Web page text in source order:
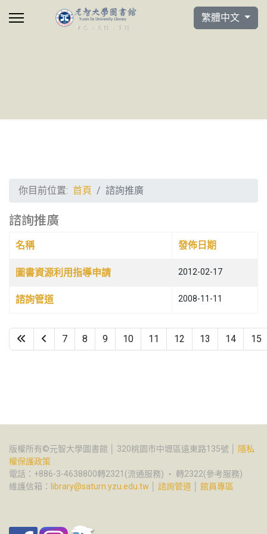
選擇你的語言
繁體中文
你目前位置: 首頁 諮詢推廣
諮詢推廣
文章列表
名稱 發佈日期
圖書資源利用指導申請 2012-02-17
諮詢管道 2008-11-11
第 16 頁，共 16 頁
7 8 9 10 11 12 13 14 15
版權所有©元智大學圖書館 │ 320桃園市中壢區遠東路135號 │
隱私
權保護政策
電話：+886-3-4638800轉2321(流通服務) ‧ 轉2322(參考服務)
維護信箱： library@saturn.yzu.edu.tw 諮詢管道 館員專區